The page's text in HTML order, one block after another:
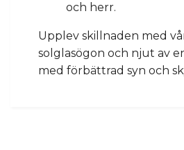
och herr.
Upplev skillnaden med
solglasögon och njut av
med förbättrad syn och